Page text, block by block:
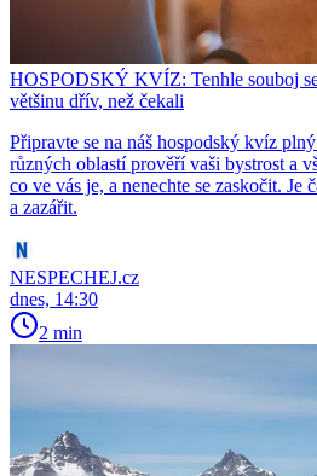
HOSPODSKÝ KVÍZ: Tenhle souboj
většinu dřív, než čekali
Připravte se na náš hospodský kvíz
různých oblastí prověří vaši bystrost a
co ve vás je, a nenechte se zaskočit. Je
a zazářit.
NESPECHEJ.cz
dnes, 14:30
2 min